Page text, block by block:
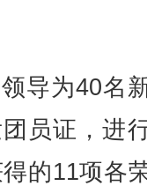
为40名
员证，进
的11项各